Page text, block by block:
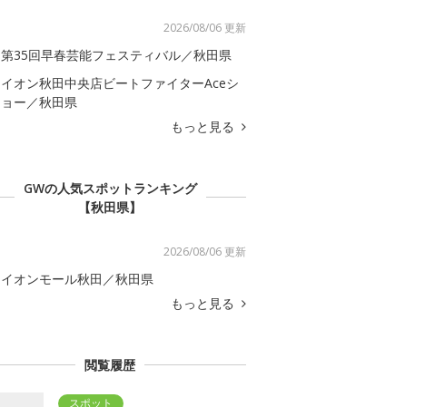
2026/08/06 更新
第35回早春芸能フェスティバル／秋田県
イオン秋田中央店ビートファイターAceシ
ョー／秋田県
もっと見る
GWの人気スポットランキング
【秋田県】
2026/08/06 更新
イオンモール秋田／秋田県
もっと見る
閲覧履歴